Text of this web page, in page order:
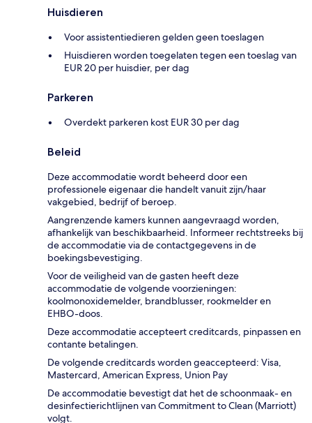
Huisdieren
Voor assistentiedieren gelden geen toeslagen
Huisdieren worden toegelaten tegen een toeslag van
EUR 20 per huisdier, per dag
Parkeren
Overdekt parkeren kost EUR 30 per dag
Beleid
Deze accommodatie wordt beheerd door een
professionele eigenaar die handelt vanuit zijn/haar
vakgebied, bedrijf of beroep.
Aangrenzende kamers kunnen aangevraagd worden,
afhankelijk van beschikbaarheid. Informeer rechtstreeks bij
de accommodatie via de contactgegevens in de
boekingsbevestiging.
Voor de veiligheid van de gasten heeft deze
accommodatie de volgende voorzieningen:
koolmonoxidemelder, brandblusser, rookmelder en
EHBO-doos.
Deze accommodatie accepteert creditcards, pinpassen en
contante betalingen.
De volgende creditcards worden geaccepteerd: Visa,
Mastercard, American Express, Union Pay
De accommodatie bevestigt dat het de schoonmaak- en
desinfectierichtlijnen van Commitment to Clean (Marriott)
volgt.